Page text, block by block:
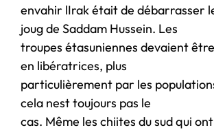
envahir lIrak était de débarrasser
joug de Saddam Hussein. Les
troupes étasuniennes devaient
en libératrices, plus
particulièrement par les
cela nest toujours pas le
cas. Même les chiites du sud qui